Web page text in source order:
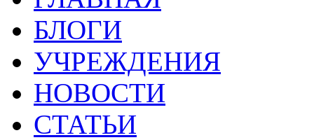
БЛОГИ
УЧРЕЖДЕНИЯ
НОВОСТИ
СТАТЬИ